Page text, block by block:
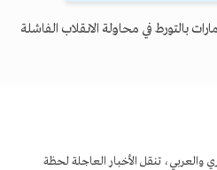
بالتورط في محاولة الانقلاب الفاشلة
والعربي، تنقل الأخبار العاجلة لحظة